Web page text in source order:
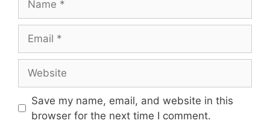
Save my name, email, and website in this
browser for the next time I comment.